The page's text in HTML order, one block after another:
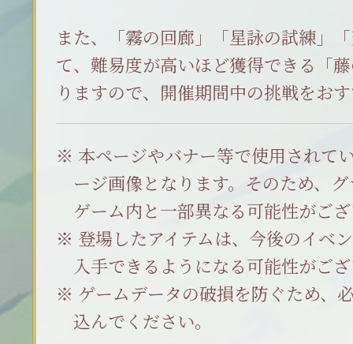
また、「霧の回廊」「星詠の試練」
て、難易度が高いほど獲得できる「
りますので、開催期間中の挑戦をお
本ページやバナー等で使用されて
ージ画像となります。そのため、
ゲーム内と一部異なる可能性がご
登場したアイテムは、今後のイベ
入手できるようになる可能性がご
ゲームデータの破損を防ぐため、
込んでください。